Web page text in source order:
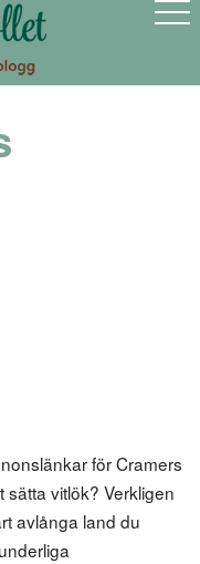
för Cramers
vitlök? Verkligen
avlånga land du